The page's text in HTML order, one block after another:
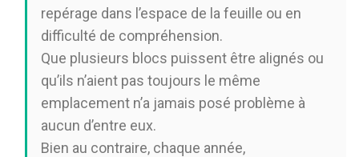
repérage dans l’espace de la feuille ou en
difficulté de compréhension.
Que plusieurs blocs puissent être alignés ou
qu’ils n’aient pas toujours le même
emplacement n’a jamais posé problème à
aucun d’entre eux.
Bien au contraire, chaque année,